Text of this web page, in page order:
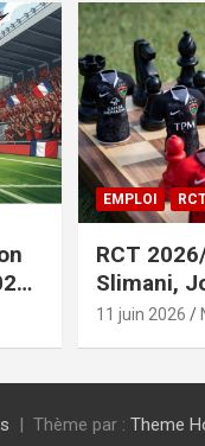
EMPLOI
RCT
Slimani,
11 juin 2026
Thème par : Theme